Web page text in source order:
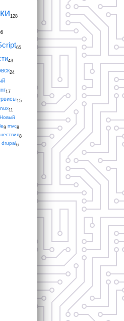
128
65
43
24
17
15
11
Новый
9 mvc8
8
drupal6